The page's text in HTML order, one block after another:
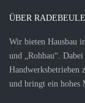
ÜBER
Wir bieten Hausbau
und „Rohbau“.
Handwerksbetrieben
und bringt ein hohes